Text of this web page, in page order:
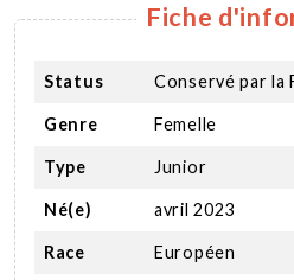
Fiche
Status Conservé par la
Genre Femelle
Type Junior
Né(e) avril 2023
Race Européen